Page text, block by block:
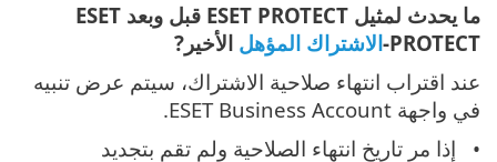
ما يحدث لمثيل ESET PROTECT قبل وبعد ESET
PROTECT- الاشتراك المؤهل الأخير?
عند اقتراب انتهاء صلاحية الاشتراك، سيتم عرض تنبيه
في واجهة ESET Business Account.
إذا مر تاريخ انتهاء الصلاحية ولم تقم بتجديد